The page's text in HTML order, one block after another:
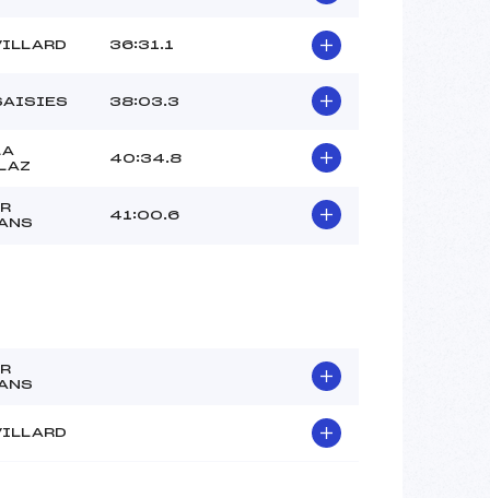
36:31.1
38:03.3
40:34.8
41:00.6